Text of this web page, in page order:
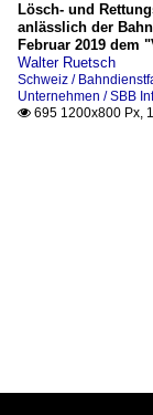
Lösch- und
anlässlich der
Februar 2019 dem
Walter Ruetsch
Schweiz /
Unternehmen / SBB
 695 1200x800 Px,